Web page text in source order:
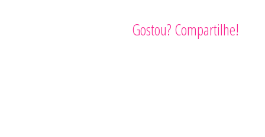
Gostou? Compartilhe!